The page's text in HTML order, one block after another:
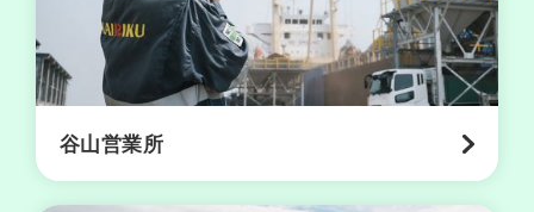
所
志
谷山営業所